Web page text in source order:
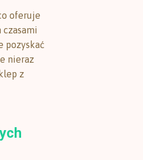
oferuje
czasami
pozyskać
nieraz
z